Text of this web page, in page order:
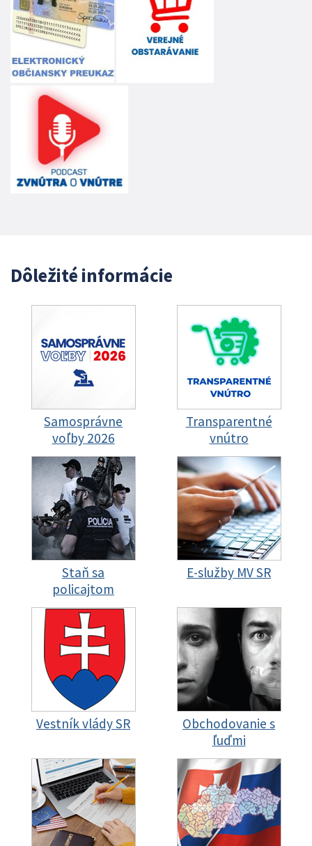
Dôležité informácie
Samosprávne
voľby 2026
Transparentné
vnútro
Staň sa
policajtom
E-služby MV SR
Vestník vlády SR
Obchodovanie s
ľuďmi